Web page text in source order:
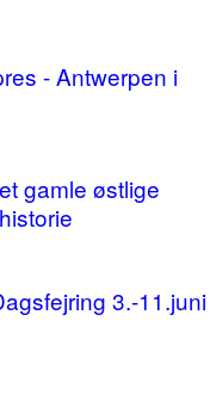
- Antwerpen i
gamle østlige
3.-11.juni